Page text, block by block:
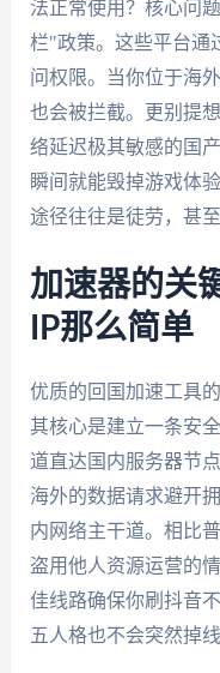
法正常使用？核心问
栏"政策。这些平台通
问权限。当你位于海
也会被拦截。更别提
络延迟极其敏感的国
瞬间就能毁掉游戏体
途径往往是徒劳，甚
加速器的关
IP那么简单
优质的回国加速工具
其核心是建立一条安
道直达国内服务器节
海外的数据请求避开
内网络主干道。相比
盗用他人资源运营的
佳线路确保你刷抖音
五人格也不会突然掉